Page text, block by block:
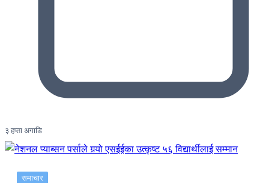
३ हप्ता अगाडि
समाचार